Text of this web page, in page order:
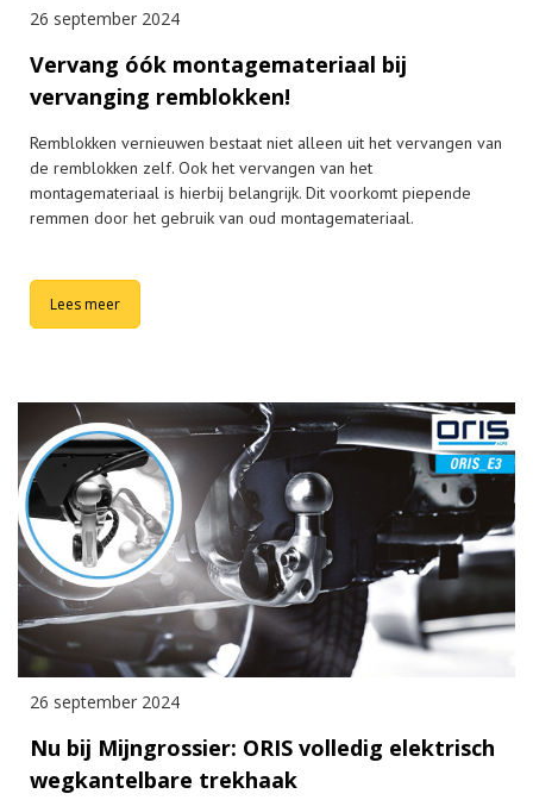
26 september 2024
Vervang óók montagemateriaal bij
vervanging remblokken!
Remblokken vernieuwen bestaat niet alleen uit het vervangen van
de remblokken zelf. Ook het vervangen van het
montagemateriaal is hierbij belangrijk. Dit voorkomt piepende
remmen door het gebruik van oud montagemateriaal.
Lees meer
26 september 2024
Nu bij Mijngrossier: ORIS volledig elektrisch
wegkantelbare trekhaak